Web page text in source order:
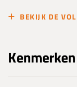
BEKIJK DE
Kenmerken